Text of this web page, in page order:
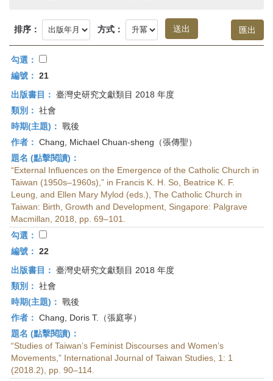
首
頁
排序： 方式：
勾選：
編號： 21
出版書目： 臺灣史研究文獻類目 2018 年度
類別： 社會
時期(主題)： 戰後
作者： Chang, Michael Chuan-sheng（張傳聖）
題名 (點擊閱讀)：
“External Influences on the Emergence of the Catholic Church in
Taiwan (1950s–1960s),” in Francis K. H. So, Beatrice K. F.
Leung, and Ellen Mary Mylod (eds.), The Catholic Church in
Taiwan: Birth, Growth and Development, Singapore: Palgrave
Macmillan, 2018, pp. 69–101.
勾選：
編號： 22
出版書目： 臺灣史研究文獻類目 2018 年度
類別： 社會
時期(主題)： 戰後
作者： Chang, Doris T.（張庭寧）
題名 (點擊閱讀)：
“Studies of Taiwan’s Feminist Discourses and Women’s
Movements,” International Journal of Taiwan Studies, 1: 1
(2018.2), pp. 90–114.